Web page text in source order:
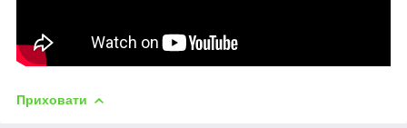
Приховати